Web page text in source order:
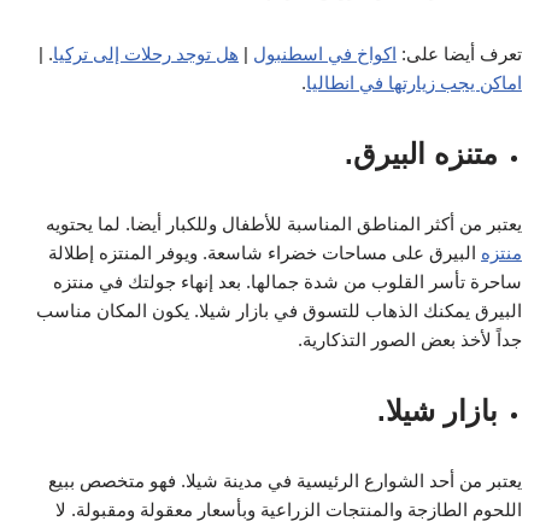
تعرف أيضا على: اكواخ في اسطنبول | هل توجد رحلات إلى تركيا. |
اماكن يجب زيارتها في انطاليا.
متنزه البيرق.
يعتبر من أكثر المناطق المناسبة للأطفال وللكبار أيضا. لما يحتويه
منتزه البيرق على مساحات خضراء شاسعة. ويوفر المنتزه إطلالة
ساحرة تأسر القلوب من شدة جمالها. بعد إنهاء جولتك في منتزه
البيرق يمكنك الذهاب للتسوق في بازار شيلا. يكون المكان مناسب
جداً لأخذ بعض الصور التذكارية.
بازار شيلا.
يعتبر من أحد الشوارع الرئيسية في مدينة شيلا. فهو متخصص ببيع
اللحوم الطازجة والمنتجات الزراعية وبأسعار معقولة ومقبولة. لا